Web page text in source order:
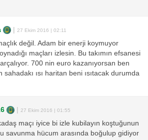
| 27 Ekim 2016 | 02:11
değil. Adam bir enerji koymuyor
maçları izlesin. Bu takımın efsanesi
700 nin euro kazanıyorsan ben
ısı haritan beni ısıtacak durumda
| 27 Ekim 2016 | 01:55
maçı iyice bi izle kubilayın koştuğunun
savunma hücum arasında boğulup gidiyor